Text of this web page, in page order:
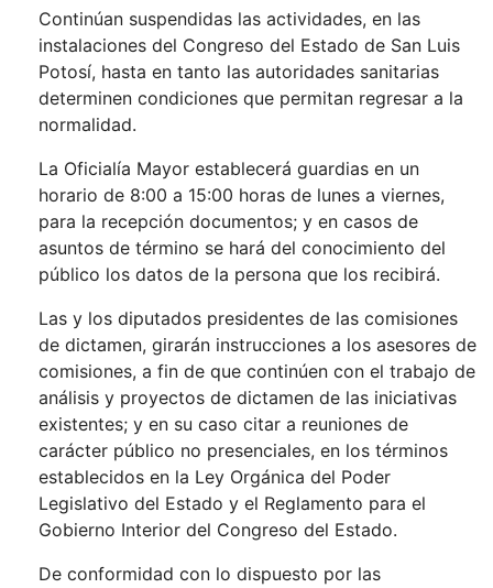
Continúan suspendidas las actividades, en las
instalaciones del Congreso del Estado de San Luis
Potosí, hasta en tanto las autoridades sanitarias
determinen condiciones que permitan regresar a la
normalidad.
La Oficialía Mayor establecerá guardias en un
horario de 8:00 a 15:00 horas de lunes a viernes,
para la recepción documentos; y en casos de
asuntos de término se hará del conocimiento del
público los datos de la persona que los recibirá.
Las y los diputados presidentes de las comisiones
de dictamen, girarán instrucciones a los asesores de
comisiones, a fin de que continúen con el trabajo de
análisis y proyectos de dictamen de las iniciativas
existentes; y en su caso citar a reuniones de
carácter público no presenciales, en los términos
establecidos en la Ley Orgánica del Poder
Legislativo del Estado y el Reglamento para el
Gobierno Interior del Congreso del Estado.
De conformidad con lo dispuesto por las